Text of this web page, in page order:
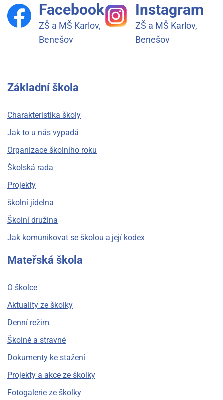
Facebook
ZŠ a MŠ Karlov,
Benešov
Instagram
ZŠ a MŠ Karlov,
Benešov
Základní škola
Charakteristika školy
Jak to u nás vypadá
Organizace školního roku
Školská rada
Projekty
školní jídelna
Školní družina
Jak komunikovat se školou a její kodex
Mateřská škola
O školce
Aktuality ze školky
Denní režim
Školné a stravné
Dokumenty ke stažení
Projekty a akce ze školky
Fotogalerie ze školky